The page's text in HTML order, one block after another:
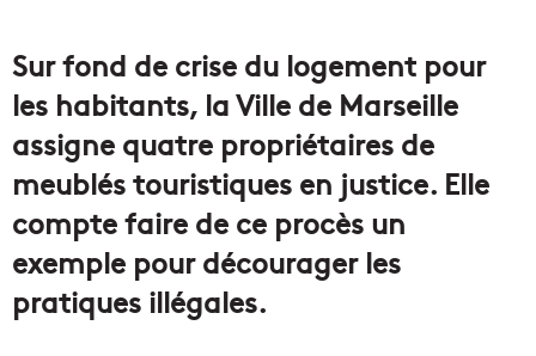
Sur fond de crise du logement pour
les habitants, la Ville de Marseille
assigne quatre propriétaires de
meublés touristiques en justice. Elle
compte faire de ce procès un
exemple pour décourager les
pratiques illégales.